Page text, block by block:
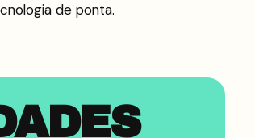
de ponta.